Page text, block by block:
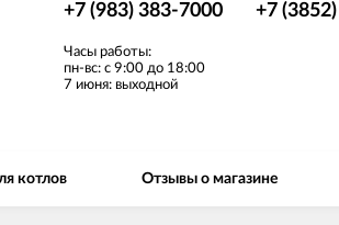
+7 (983) 383-7000 +7
Часы работы:
пн-вс: с 9:00 до 18:00
7 июня: выходной
котлов Отзывы о магазине